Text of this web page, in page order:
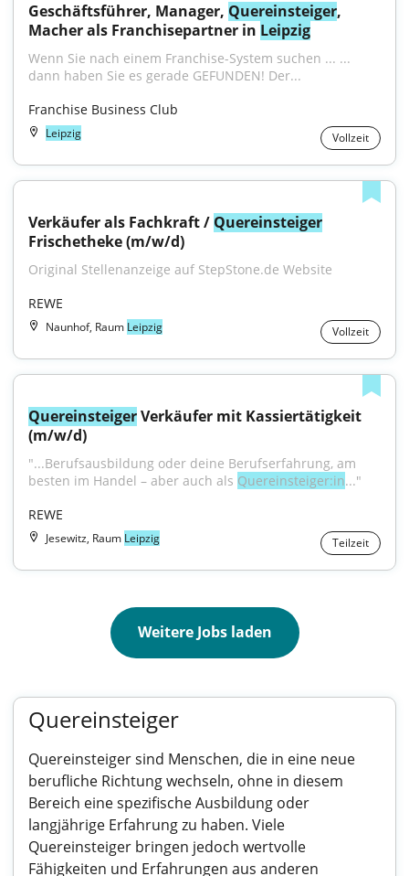
Geschäftsführer, Manager, Quereinsteiger,
Macher als Franchisepartner in Leipzig
Wenn Sie nach einem Franchise-System suchen ... ...
dann haben Sie es gerade GEFUNDEN! Der...
Franchise Business Club
Leipzig Vollzeit
Verkäufer als Fachkraft / Quereinsteiger
Frischetheke (m/w/d)
Original Stellenanzeige auf StepStone.de Website
REWE
Naunhof, Raum Leipzig Vollzeit
Quereinsteiger Verkäufer mit Kassiertätigkeit
(m/w/d)
"...Berufsausbildung oder deine Berufserfahrung, am
besten im Handel – aber auch als Quereinsteiger:in..."
REWE
Jesewitz, Raum Leipzig Teilzeit
Weitere Jobs laden
Quereinsteiger
Quereinsteiger sind Menschen, die in eine neue
berufliche Richtung wechseln, ohne in diesem
Bereich eine spezifische Ausbildung oder
langjährige Erfahrung zu haben. Viele
Quereinsteiger bringen jedoch wertvolle
Fähigkeiten und Erfahrungen aus anderen